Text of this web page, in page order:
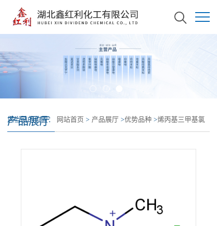
产品展厅
您当前的位置： 网站首页 > 产品展厅 >优势品种 >烯丙基三甲基氯